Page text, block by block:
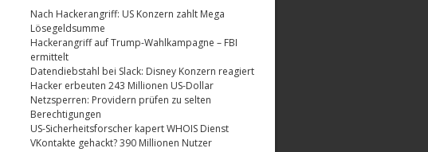
Nach Hackerangriff: US Konzern zahlt Mega
Lösegeldsumme
Hackerangriff auf Trump-Wahlkampagne – FBI
ermittelt
Datendiebstahl bei Slack: Disney Konzern reagiert
Hacker erbeuten 243 Millionen US-Dollar
Netzsperren: Providern prüfen zu selten
Berechtigungen
US-Sicherheitsforscher kapert WHOIS Dienst
VKontakte gehackt? 390 Millionen Nutzer